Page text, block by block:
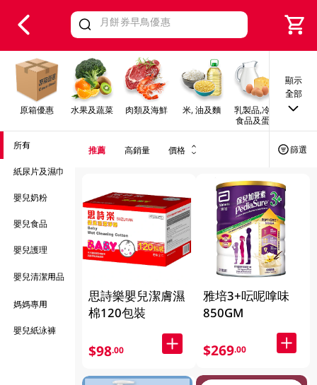
Valid Until 30 June 2026
原箱優惠 水果及蔬菜 肉類及海鮮 米, 油及麵
乳製品,冷凍
食品及蛋類
早餐
顯示
全部
所有
紙尿片及濕巾
嬰兒奶粉
嬰兒食品
嬰兒護理
嬰兒清潔用品
媽媽專用
嬰兒紙泳褲
推薦 高銷量 價格 篩選
思詩樂嬰兒潔膚濕
棉120包裝
$98.00
雅培3+呍呢嗱味
850GM
$269.00